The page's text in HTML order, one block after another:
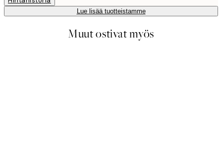
Lue lisää tuotteistamme
Muut ostivat myös